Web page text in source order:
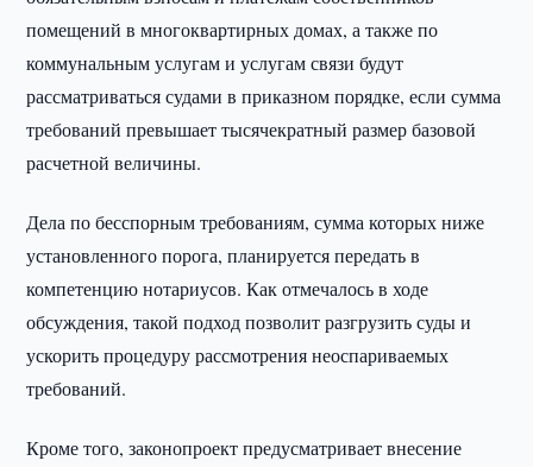
помещений в многоквартирных домах, а также по
коммунальным услугам и услугам связи будут
рассматриваться судами в приказном порядке, если сумма
требований превышает тысячекратный размер базовой
расчетной величины.
Дела по бесспорным требованиям, сумма которых ниже
установленного порога, планируется передать в
компетенцию нотариусов. Как отмечалось в ходе
обсуждения, такой подход позволит разгрузить суды и
ускорить процедуру рассмотрения неоспариваемых
требований.
Кроме того, законопроект предусматривает внесение